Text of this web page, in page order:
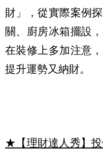
財」，從實際案例
關、廚房冰箱擺設
在裝修上多加注意
提升運勢又納財。
★【理財達人秀】投